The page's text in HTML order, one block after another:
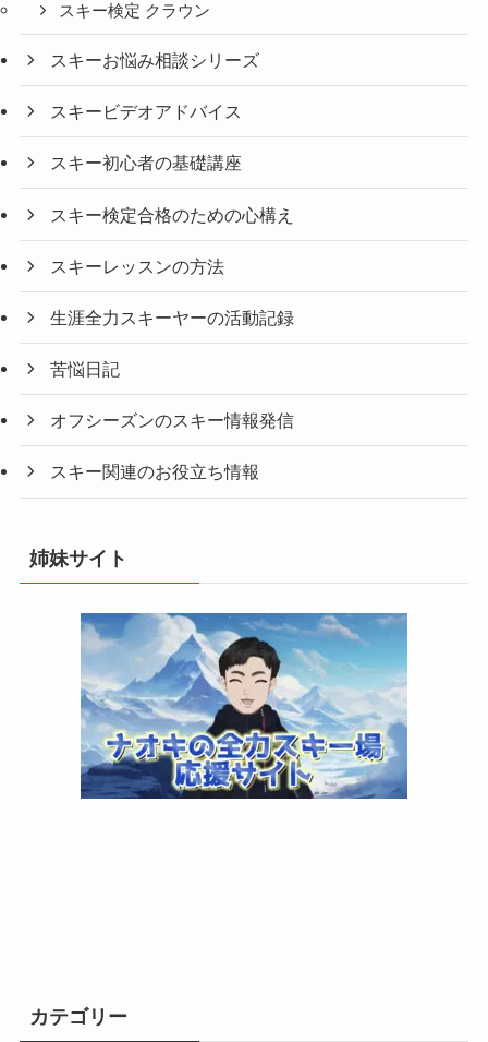
スキー検定 クラウン
スキーお悩み相談シリーズ
スキービデオアドバイス
スキー初心者の基礎講座
スキー検定合格のための心構え
スキーレッスンの方法
生涯全力スキーヤーの活動記録
苦悩日記
オフシーズンのスキー情報発信
スキー関連のお役立ち情報
姉妹サイト
カテゴリー